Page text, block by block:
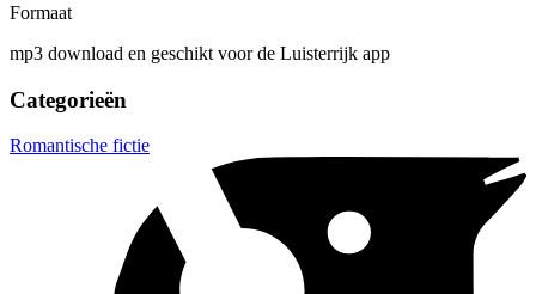
Formaat
mp3 download en geschikt voor de Luisterrijk app
Categorieën
Romantische fictie